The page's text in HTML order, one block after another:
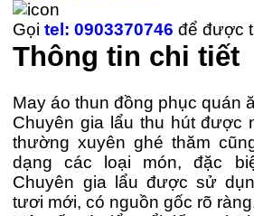
Gọitel: 0903370746 để được
Thông tin chi tiết
May áo thun đồng phục quán
Chuyên gia lẩu thu hút được
thường xuyên ghé thăm
dạng các loại món, đặc
Chuyên gia lẩu được sử
tươi mới, có nguồn gốc rõ